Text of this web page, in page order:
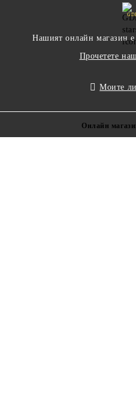
Нашият онлайн магазин е
Прочетете
Моите
Онлайн